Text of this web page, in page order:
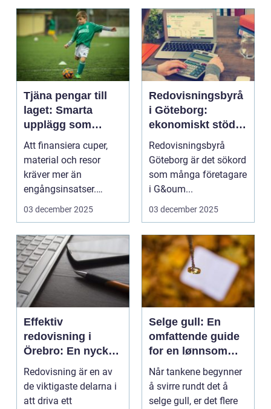
Tjäna pengar till
laget: Smarta
upplägg som
håller i längden
Att finansiera cuper,
material och resor
kräver mer än
engångsinsatser.
Många ...
03 december 2025
Redovisningsbyrå
i Göteborg:
ekonomiskt stöd
för ditt företag
Redovisningsbyrå
Göteborg är det sökord
som många företagare
i G&oum...
03 december 2025
Effektiv
redovisning i
Örebro: En nyckel
till framgång
Redovisning är en av
de viktigaste delarna i
att driva ett
Selge gull: En
omfattende guide
for en lønnsom
transaksjon
Når tankene begynner
å svirre rundt det å
selge gull, er det flere